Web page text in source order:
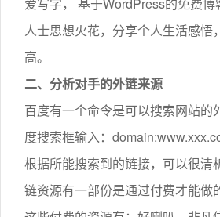
爱写字， 基于WordPress的免费
人士思想火花，分享个人生活感
高。
二、分析对手的外链来源
百度有一个命令是可以搜索网站
度搜索框输入：
根据所能搜索到的链接，可以很
链资源有一部份是通过付费才能